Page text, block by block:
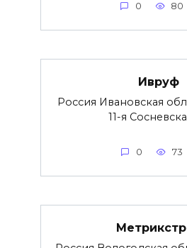
0 80
Ивруф
Россия Ивановская
11-я
0 73